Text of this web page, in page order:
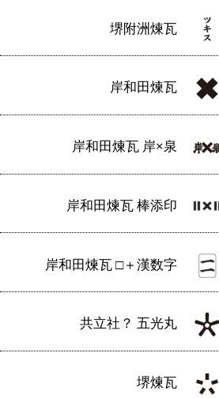
堺附洲煉瓦
岸和田煉瓦
岸和田煉瓦 岸×泉
岸和田煉瓦 棒添印
岸和田煉瓦 □＋漢数字
共立社？ 五光丸
堺煉瓦